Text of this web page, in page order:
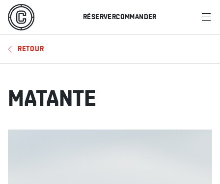
RÉSERVERCOMMANDER
MENU
RESTAURANTS
OFFRES ET PROMOTIONS
RETOUR
MATANTE